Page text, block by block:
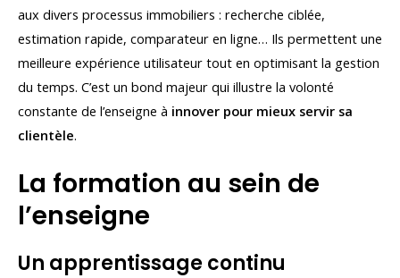
aux divers processus immobiliers : recherche ciblée,
estimation rapide, comparateur en ligne… Ils permettent une
meilleure expérience utilisateur tout en optimisant la gestion
du temps. C’est un bond majeur qui illustre la volonté
constante de l’enseigne à innover pour mieux servir sa
clientèle.
La formation au sein de
l’enseigne
Un apprentissage continu